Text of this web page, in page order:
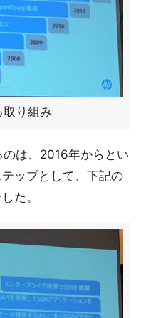
り組み
は、2016年からとい
ップとして、下記の
た。